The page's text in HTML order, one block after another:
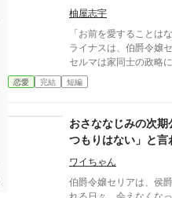
す！
柚屋志宇
「お前を愛することは
ライナスは、伯爵令嬢
セルマは家同士の政略
イナスの妻となり、二
し結婚すると、最初は
ち遠しい。 ※小説家に
恋愛 完結 短編
おさななじみの次
つもりはない」と言
不審です
ワイちゃん
伯爵令嬢セリアは、侯